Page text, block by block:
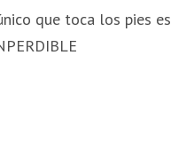
que toca los pies es